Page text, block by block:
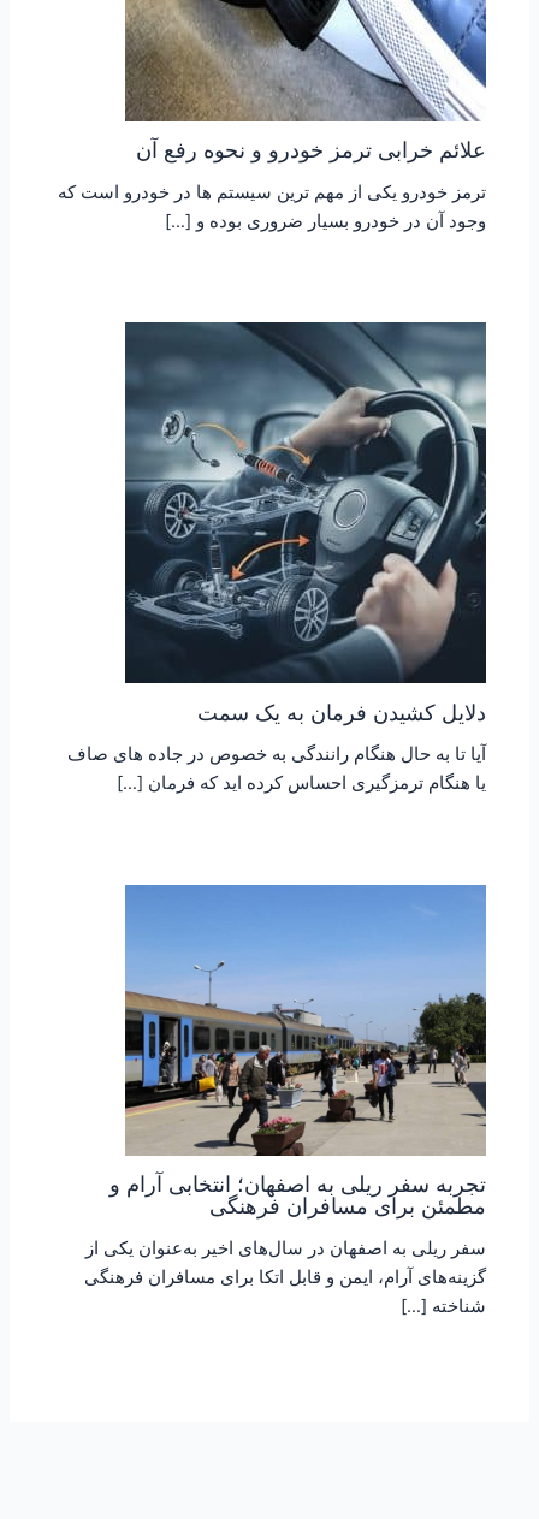
علائم خرابی ترمز خودرو و نحوه رفع آن
ترمز خودرو یکی از مهم ترین سیستم ها در خودرو است که
وجود آن در خودرو بسیار ضروری بوده و […]
دلایل کشیدن فرمان به یک سمت
آیا تا به حال هنگام رانندگی به خصوص در جاده های صاف
یا هنگام ترمزگیری احساس کرده اید که فرمان […]
تجربه سفر ریلی به اصفهان؛ انتخابی آرام و
مطمئن برای مسافران فرهنگی
سفر ریلی به اصفهان در سال‌های اخیر به‌عنوان یکی از
گزینه‌های آرام، ایمن و قابل اتکا برای مسافران فرهنگی
شناخته […]